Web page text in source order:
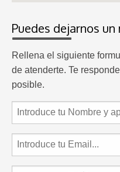
Puedes dejarnos un
Rellena el siguiente
de atenderte. Te
posible.